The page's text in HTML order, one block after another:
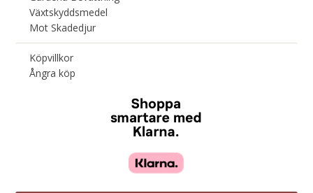
Växtskyddsmedel
Mot Skadedjur
Köpvillkor
Ångra köp